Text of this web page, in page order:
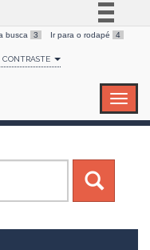
Simplifique!
Comunica BR
Canais
busca 3 Ir para o rodapé 4
CONTRASTE